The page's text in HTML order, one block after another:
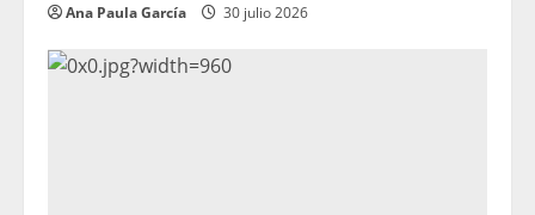
Ana Paula García 30 julio 2026